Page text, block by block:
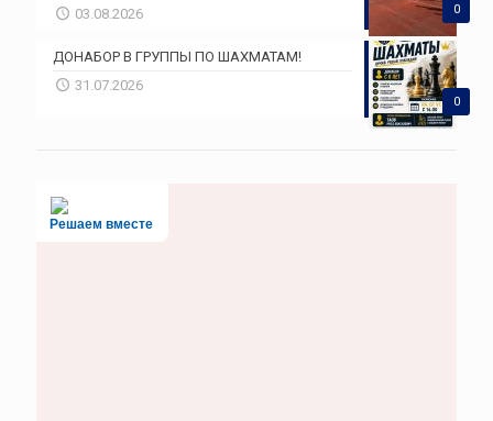
0
03.08.2026
0
ДОНАБОР В ГРУППЫ ПО ШАХМАТАМ!
31.07.2026
Решаем вместе